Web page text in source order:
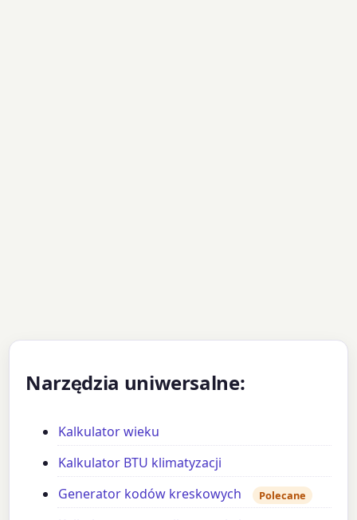
Narzędzia uniwersalne:
Kalkulator wieku
Kalkulator BTU klimatyzacji
Generator kodów kreskowych
Polecane